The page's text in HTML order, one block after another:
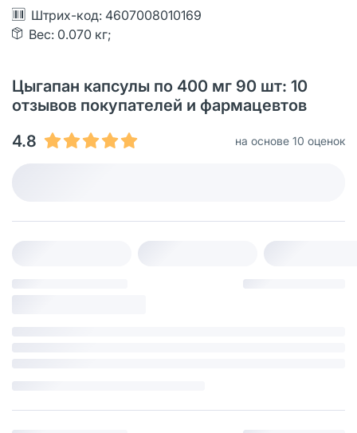
Штрих-код: 4607008010169
Вес: 0.070 кг;
Цыгапан капсулы по 400 мг 90 шт: 10
отзывов покупателей и фармацевтов
4.8
на основе 10 оценок